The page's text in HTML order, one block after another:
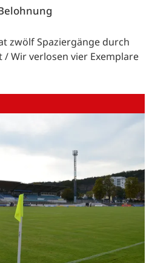
zwölf Spaziergänge durch
Wir verlosen vier Exemplare